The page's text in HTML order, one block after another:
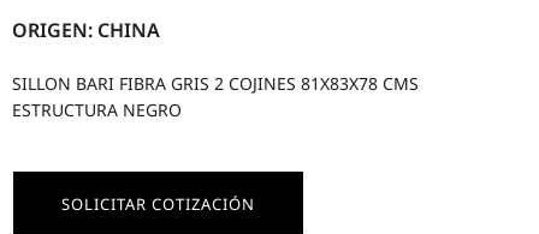
ORIGEN: CHINA
SILLON BARI FIBRA GRIS 2 COJINES 81X83X78 CMS
ESTRUCTURA NEGRO
SOLICITAR COTIZACIÓN